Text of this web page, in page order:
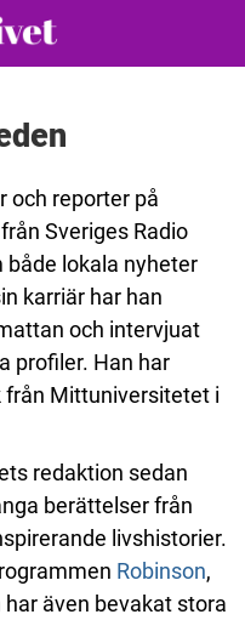
och reporter på
Sveriges Radio
både lokala nyheter
karriär har han
och intervjuat
profiler. Han har
från Mittuniversitetet i
redaktion sedan
berättelser från
livshistorier.
Robinson,
även bevakat stora